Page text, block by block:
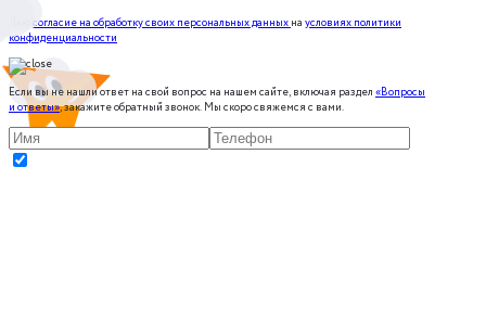
согласие на обработку своих персональных данныхна условиях политики
конфиденциальности
Если вы не нашли ответ на свой вопрос на нашем сайте, включая раздел «Вопросы
и ответы», закажите обратный звонок. Мы скоро свяжемся с вами.